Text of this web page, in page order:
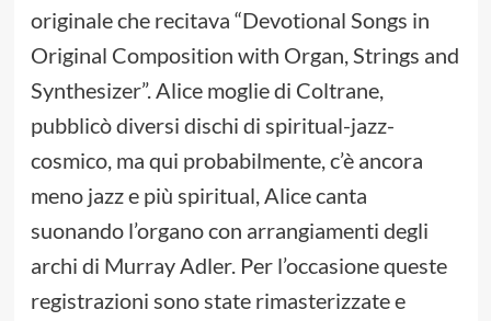
originale che recitava “Devotional Songs in
Original Composition with Organ, Strings and
Synthesizer”. Alice moglie di Coltrane,
pubblicò diversi dischi di spiritual-jazz-
cosmico, ma qui probabilmente, c’è ancora
meno jazz e più spiritual, Alice canta
suonando l’organo con arrangiamenti degli
archi di Murray Adler. Per l’occasione queste
registrazioni sono state rimasterizzate e